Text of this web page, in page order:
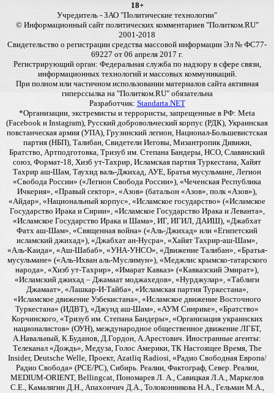
18+
Учредитель - ЗАО "Политические технологии"
© Информационный сайт политических комментариев "Политком.RU"
2001-2018
Свидетельство о регистрации средства массовой информации Эл № ФС77-
69227 от 06 апреля 2017 г.
Регистрирующий орган: Федеральная служба по надзору в сфере связи,
информационных технологий и массовых коммуникаций.
При полном или частичном использовании материалов сайта активная
гиперссылка на "Политком.RU" обязательна
Разработчик: Standarta.NET
*Организации, экстремисты и террористы, запрещенные в РФ: Meta
(Facebook и Instagram), Русский добровольческий корпус (РДК), Украинская
повстанческая армия (УПА), Грузинский легион, Национал-Большевистская
партия (НБП), Талибан, Свидетели Иеговы, Мизантропик Дивижн,
Братство, Артподготовка, Тризуб им. Степана Бандеры, НСО, Славянский
союз, Формат-18, Хизб ут-Тахрир, Исламская партия Туркестана, Хайят
Тахрир аш-Шам, Таухид валь-Джихад, АУЕ, Братья мусульмане, Легион
«Свобода России» («Легион Свобода России»), «Чеченская Республика
Ичкерия», «Правый сектор», «Азов» (батальон «Азов», полк «Азов»),
«Айдар», «Национальный корпус», «Исламское государство» («Исламское
Государство Ирака и Сирии», «Исламское Государство Ирака и Леванта»,
«Исламское Государство Ирака и Шама», ИГ, ИГИЛ, ДАИШ), «Джабхат
Фатх аш-Шам», «Священная война» («Аль-Джихад» или «Египетский
исламский джихад»), «Джабхат ан-Нусра», «Хайят Тахрир-аш-Шам»,
«Аль-Каида», «Аш-Шабаб», «УНА-УНСО», «Движение Талибан», «Братья-
мусульмане» («Аль-Ихван аль-Муслимун»), «Меджлис крымско-татарского
народа», «Хизб ут-Тахрир», «Имарат Кавказ» («Кавказский Эмират»),
«Исламский джихад – Джамаат моджахедов», «Нурджулар», «Таблиги
Джамаат», «Лашкар-И-Тайба», «Исламская партия Туркестана»,
«Исламское движение Узбекистана», «Исламское движение Восточного
Туркестана» (ИДВТ), «Джунд аш-Шам», «АУМ Синрике», «Братство»
Корчинского, «Тризуб им. Степана Бандеры», «Организация украинских
националистов» (ОУН), международное общественное движение ЛГБТ,
А.Навальный, К.Буданов, Д.Гордон, А.Арестович. Иностранные агенты:
Телеканал «Дождь», Медуза, Голос Америки, ТК Настоящее Время, The
Insider, Deutsche Welle, Проект, Azatliq Radiosi, «Радио Свободная Европа/
Радио Свобода» (PCE/PC), Сибирь. Реалии, Фактограф, Север. Реалии,
MEDIUM-ORIENT, Bellingcat, Пономарев Л. А., Савицкая Л.А., Маркелов
С.Е., Камалягин Д.Н., Апахончич Д.А., Толоконникова Н.А., Гельман М.А.,